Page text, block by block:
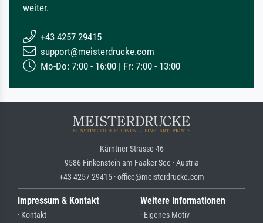
weiter.
+43 4257 29415
support@meisterdrucke.com
Mo-Do: 7:00 - 16:00 | Fr: 7:00 - 13:00
Kärntner Strasse 46
9586 Finkenstein am Faaker See · Austria
+43 4257 29415 · office@meisterdrucke.com
Impressum & Kontakt
· Kontakt
Weitere Informationen
· Eigenes Motiv